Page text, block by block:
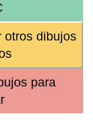
otros dibujos
para